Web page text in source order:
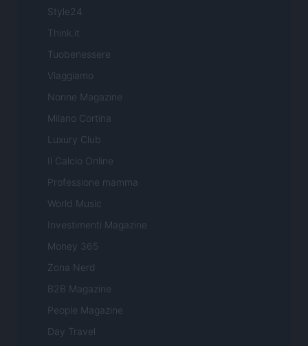
Style24
Think.it
Tuobenessere
Viaggiamo
Nonne Magazine
Milano Cortina
Luxury Club
Il Calcio Online
Professione mamma
World Music
Investimenti Magazine
Money 365
Zona Nerd
B2B Magazine
People Magazine
Day Travel